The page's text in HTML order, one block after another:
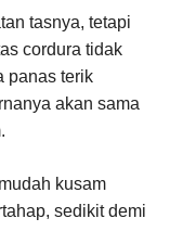
tasnya, tetapi
cordura tidak
panas terik
akan sama
kusam
sedikit demi